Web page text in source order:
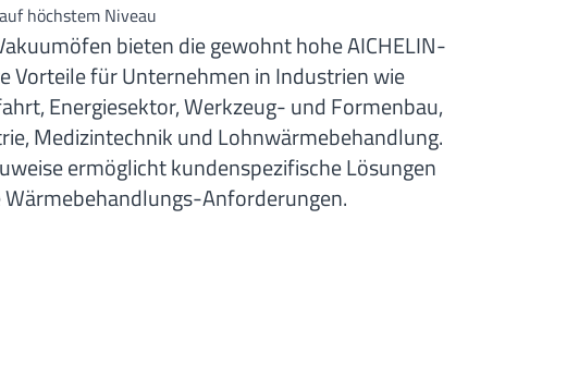
höchstem Niveau
bieten die gewohnt hohe AICHELIN-
Vorteile für Unternehmen in Industrien wie
Energiesektor, Werkzeug- und Formenbau,
Medizintechnik und Lohnwärmebehandlung.
ermöglicht kundenspezifische Lösungen
Anforderungen.